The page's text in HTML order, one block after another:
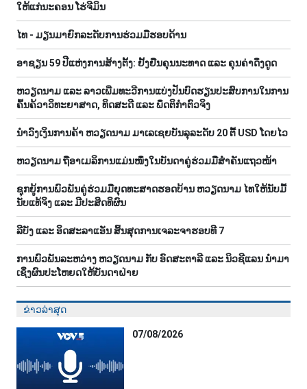
ໃຫ້ແກ່ນະຄອນ ໂຮ່ຈີມິນ
ໄທ - ມຽນ​ມາ​ຍົກ​ລະ​ດັບ​ການ​ຮ່ວມ​ມື​ຮອບ​ດ້ານ
ອາຊຽ​ນ 59 ປີ​ແຫ່ງ​ການ​ສ້າງ​ຕັ້ງ: ຢັ້ງ​ຢືນ​ຄຸນ​ນະ​ທາດ ແລະ ຄຸນ​ຄ່າ​ດຶງ​ດູດ
ຫວຽດ​ນາມ ແລະ ລາວ​ເພີ່ມ​ທະ​ວີ​ການ​ແບ່​ງ​ປັນ​ບົດ​ຮຽນ​ປະ​ສົບ​ການ​ໃນ​ການ​
ຄົ້ນ​ຄ້​ວາ​ວິ​ທະ​ຍາ​ສາດ, ທິດ​ສະ​ດີ ແລະ ພຶດ​ຕິ​ກຳຕົວ​ຈິງ
ນຳ​ວົງ​ເງິນ​ການ​ຄ້າ ຫວຽດ​ນາມ ມາ​ເລ​ເຊຍ​ບັນ​ລຸ​ລະ​ດັບ 20 ຕື້ USD ໂດຍ​ໄວ
ຫ​ວຽດ​ນາມ ຖື​ອາ​ເມ​ລິ​ການ​ແມ່ນ​ໜຶ່ງ​ໃນ​ບັນ​ດາ​ຄູ່​ຮ່ວມ​ມື​ສຳ​ຄັນ​ແຖວ​ໜ້າ
ຊຸກ​ຍູ້​ການ​ພົວ​ພັນ​ຄູ່​ຮ່ວມ​ມື​ຍຸດ​ທະ​ສາດ​ຮອດ​ບ້ານ ຫວຽດ​ນາມ ໄທ​ໃຫ້​ນັບ​ມື້​
ນັບ​ແທ້​ຈິງ ແລະ ມີ​ປະ​ສິດ​ທິ​ຜົນ
ລີ​ບັງ ແລະ ອິດ​ສະ​ລາ​ແອັນ ສິ້ນ​ສຸດ​ການ​ເຈ​ລະ​ຈາ​ຮອບ​ທີ 7
ການ​ພົວ​ພັນ​ລະ​ຫວ່າງ ຫວຽດ​ນາມ ກັບ ອົດ​ສະ​ຕາ​ລີ ແລະ ນິວ​ຊີ​ແລນ ນຳ​ມ​າ​
ເຊິ່ງ​ຜົນ​ປະ​ໂຫຍດ​ໃຫ້​ບັນ​ດາ​ຝ່າຍ
ຂ່າວລ່າສຸດ
07/08/2026